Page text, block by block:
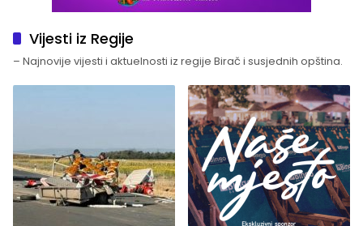
Vijesti iz Regije
– Najnovije vijesti i aktuelnosti iz regije Birač i susjednih opština.